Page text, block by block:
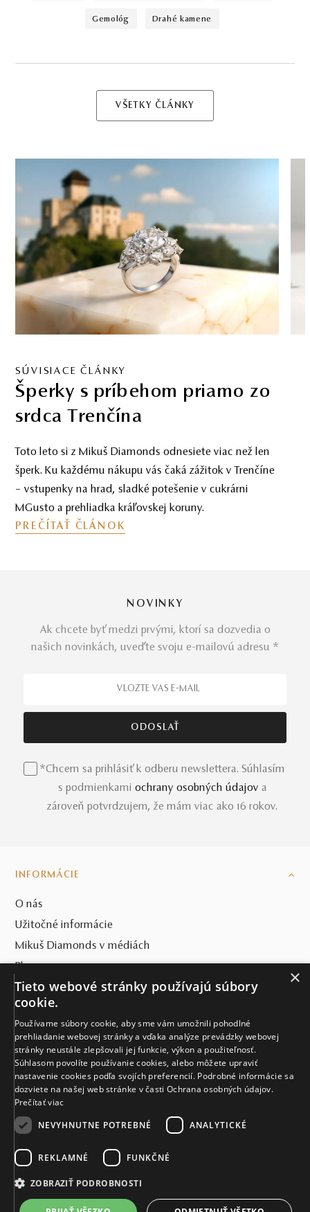
gemológ drahé kamene
VŠETKY ČLÁNKY
SÚVISIACE ČLÁNKY
Investičné diamanty – realita
bez marketingových obalov
Odborný pohľad na investičné diamanty – bez
marketingových obalov. Ako rozpoznať reálnu
hodnotu, vyhnúť sa preplateniu a investovať s
rozumom.
PREČÍTAŤ ČLÁNOK
NOVINKY
Ak chcete byť medzi prvými, ktorí sa dozvedia o
našich novinkách, uveďte svoju e-mailovú adresu *
*Chcem sa prihlásiť k odberu newslettera. Súhlasím
s podmienkami ochrany osobných údajov a
zároveň potvrdzujem, že mám viac ako 16 rokov.
INFORMÁCIE
O nás
Užitočné informácie
Mikuš Diamonds v médiách
Blog
SVET MIKUŠ DIAMONDS
VŠETKO O NÁKUPE
KONTAKT
Naše klenotníctva
Sídlo spoločnosti
×
Tieto webové stránky používajú súbory
cookie.
Používame súbory cookie, aby sme vám umožnili pohodlné
prehliadanie webovej stránky a vďaka analýze prevádzky webovej
stránky neustále zlepšovali jej funkcie, výkon a použiteľnosť.
Súhlasom povolíte používanie cookies, alebo môžete upraviť
nastavenie cookies podľa svojích preferencií. Podrobné informácie sa
dozviete na našej web stránke v časti Ochrana osobných údajov.
Prečítať viac
NEVYHNUTNE POTREBNÉ
ANALYTICKÉ
REKLAMNÉ FUNKČNÉ
ZOBRAZIŤ PODROBNOSTI